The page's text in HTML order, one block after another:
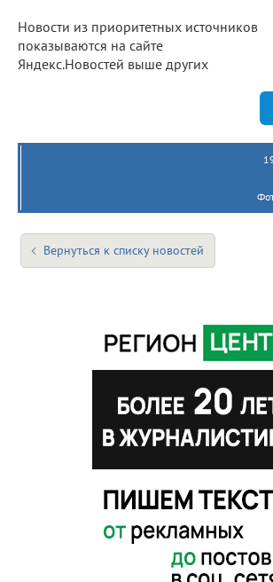
Новости из приоритетных источников
показываются на сайте
Яндекс.Новостей выше других
Вернуться к списку новостей